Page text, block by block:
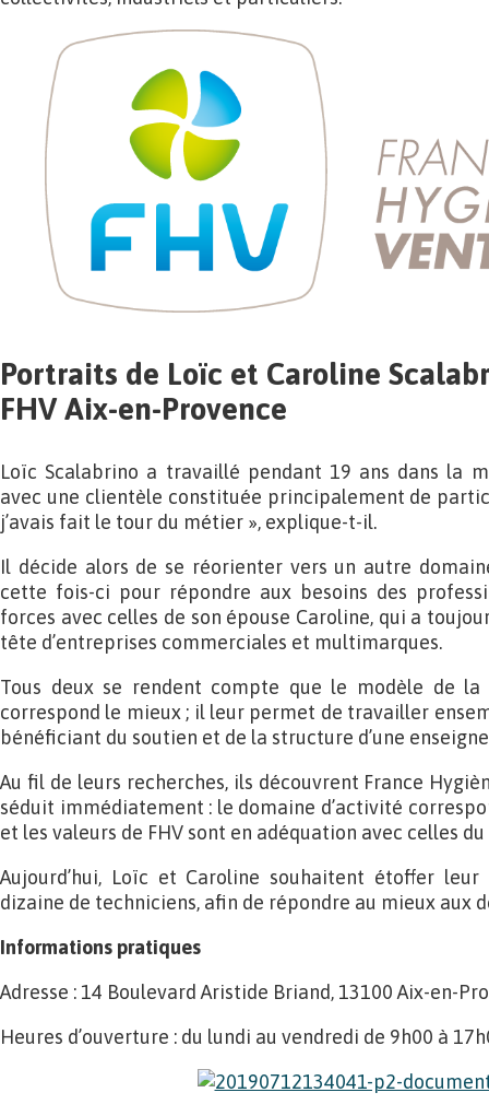
Portraits de Loïc et Caroline
FHV Aix-en-Provence
Loïc Scalabrino a travaillé pendant 19 ans dans la
avec une clientèle constituée principalement de
j’avais fait le tour du métier », explique-t-il.
Il décide alors de se réorienter vers un autre
cette fois-ci pour répondre aux besoins des
forces avec celles de son épouse Caroline, qui a
tête d’entreprises commerciales et multimarques.
Tous deux se rendent compte que le modèle de
correspond le mieux ; il leur permet de travailler
bénéficiant du soutien et de la structure d’une
Au fil de leurs recherches, ils découvrent France
séduit immédiatement : le domaine d’activité
et les valeurs de FHV sont en adéquation avec celles
Aujourd’hui, Loïc et Caroline souhaitent étoffer leur
dizaine de techniciens, afin de répondre au mieux aux
Informations pratiques
Adresse : 14 Boulevard Aristide Briand, 13100 Aix-en-
Heures d’ouverture : du lundi au vendredi de 9h00 à